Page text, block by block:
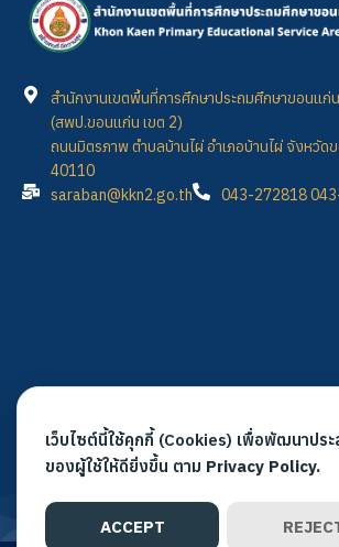
สำนักงานเขตพื้นที่การศึกษาประถมศึกษาขอนแก่
(สพป.ขอนแก่น เขต 2)
ถนนมิตรภาพ ตำบลบ้านไผ่ อำเภอบ้านไผ่ จังหวัด
40110
saraban@kkn2.go.th
043-272818
เว็บไซต์นี้ใช้คุกกี้ (Cookies) เพื่อพัฒนาปร
ของผู้ใช้ให้ดียิ่งขึ้น ตาม Privacy Policy.
ACCEPT